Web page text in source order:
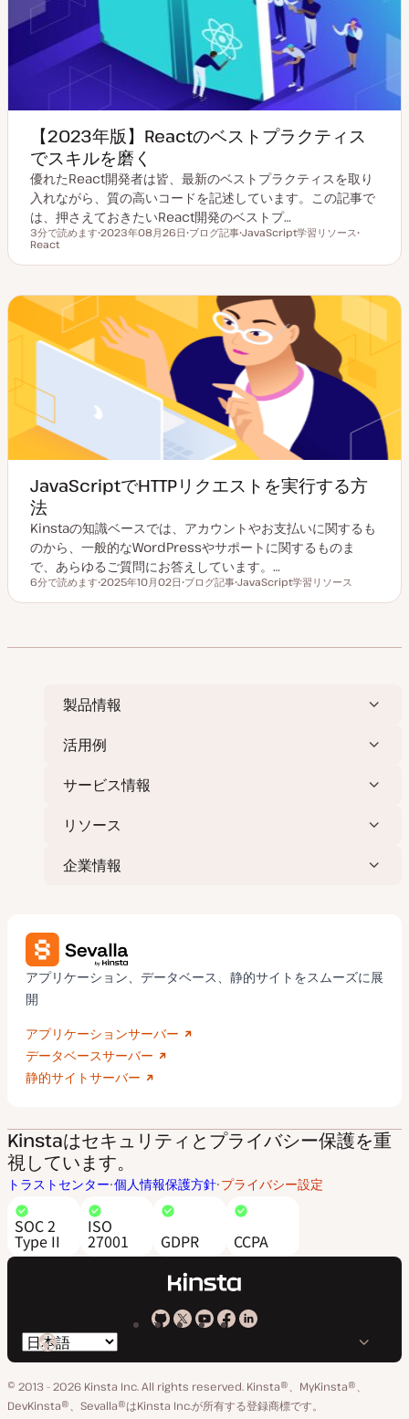
【2023年版】Reactのベストプラクティス
でスキルを磨く
優れたReact開発者は皆、最新のベストプラクティスを取り
入れながら、質の高いコードを記述しています。この記事で
は、押さえておきたいReact開発のベストプ…
読むのにかかる時間
3分で読めます
日
2023年08月26日
タ
プ
ブログ記事
ッ
JavaScript学習リソース
ッ
React
JavaScriptでHTTPリクエストを実行する方
法
Kinstaの知識ベースでは、アカウントやお支払いに関するも
のから、一般的なWordPressやサポートに関するものま
で、あらゆるご質問にお答えしています。…
読むのにかかる時間
6分で読めます
新
2025年10月02日
稿
ブログ記事
ピ
JavaScript学習リソース
製品情報
活用例
サービス情報
リソース
企業情報
アプリケーション、データベース、静的サイトをスムーズに展
開
アプリケーションサーバー
データベースサーバー
静的サイトサーバー
Kinstaはセキュリティとプライバシー保護を重
視しています。
トラストセンター 個人情報保護方針 プライバシー設定
SOC 2
Type II
ISO
27001 GDPR CCPA
Kinsta
GitHub
Kinsta
X
ア
Kinsta
YouTube
Kinsta
Facebook
Kinsta
LinkedIn
ペ
言
語
の
© 2013 - 2026 Kinsta Inc. All rights reserved. Kinsta®、MyKinsta®、
DevKinsta®、Sevalla®はKinsta Inc.が所有する登録商標です。